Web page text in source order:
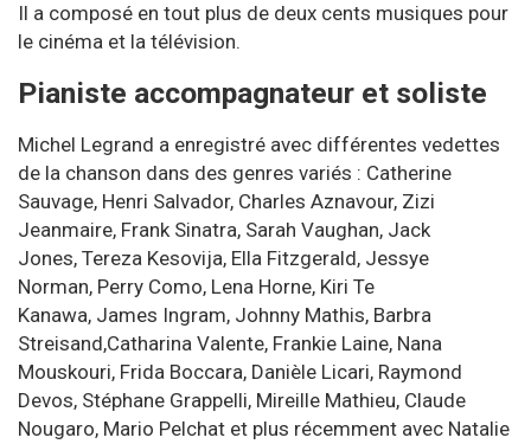
Il a composé en tout plus de deux cents musiques pour
le cinéma et la télévision.
Pianiste accompagnateur et soliste
Michel Legrand a enregistré avec différentes vedettes
de la chanson dans des genres variés : Catherine
Sauvage, Henri Salvador, Charles Aznavour, Zizi
Jeanmaire, Frank Sinatra, Sarah Vaughan, Jack
Jones, Tereza Kesovija, Ella Fitzgerald, Jessye
Norman, Perry Como, Lena Horne, Kiri Te
Kanawa, James Ingram, Johnny Mathis, Barbra
Streisand,Catharina Valente, Frankie Laine, Nana
Mouskouri, Frida Boccara, Danièle Licari, Raymond
Devos, Stéphane Grappelli, Mireille Mathieu, Claude
Nougaro, Mario Pelchat et plus récemment avec Natalie